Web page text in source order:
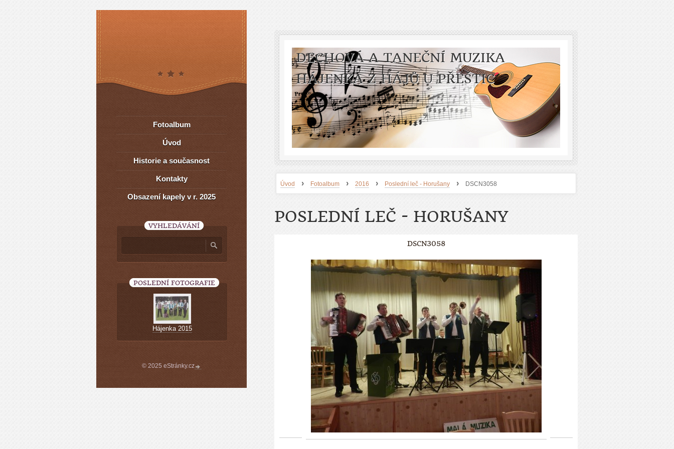
DECHOVÁ A TANEČNÍ MUZIKA
HÁJENKA Z HÁJŮ U PŘEŠTIC
Úvod › Fotoalbum › 2016 › Poslední leč - Horušany › DSCN3058
POSLEDNÍ LEČ - HORUŠANY
DSCN3058
Fotoalbum
Úvod
Historie a současnost
Kontakty
Obsazení kapely v r. 2025
VYHLEDÁVÁNÍ
POSLEDNÍ FOTOGRAFIE
Hájenka 2015
© 2025 eStránky.cz